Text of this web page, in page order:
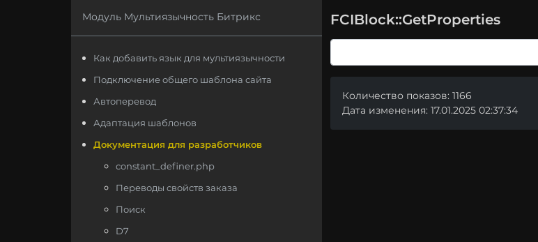
FCIBlock::GetProperties
Модуль Мультиязычность Битрикс
Как добавить язык для мультиязычности
Подключение общего шаблона сайта
Автоперевод
Адаптация шаблонов
Документация для разработчиков
constant_definer.php
Переводы свойств заказа
Поиск
D7
Количество показов: 1166
Дата изменения: 17.01.2025 02:37:34